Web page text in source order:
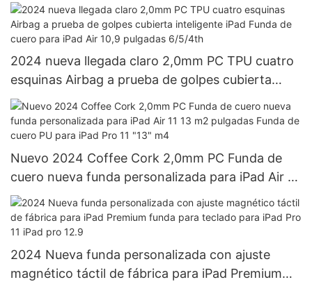
para iPad Pro 11 12, novedad de 2023.9
2024 nueva llegada claro 2,0mm PC TPU cuatro
esquinas Airbag a prueba de golpes cubierta
inteligente iPad Funda de cuero para iPad Air 10,9
pulgadas 6/5/4th
Nuevo 2024 Coffee Cork 2,0mm PC Funda de
cuero nueva funda personalizada para iPad Air 11
13 m2 pulgadas Funda de cuero PU para iPad Pro
11 "13" m4
2024 Nueva funda personalizada con ajuste
magnético táctil de fábrica para iPad Premium